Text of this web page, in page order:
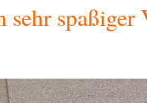
sehr